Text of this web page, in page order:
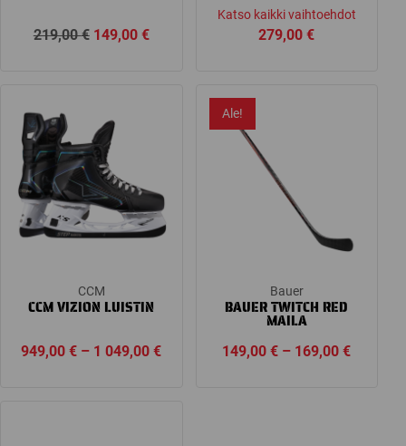
219,00€ Alkuperäinen
149,00 €Nykyinen
Katso kaikki vaihtoehdot
279,00€
CCM
CCM VIZION LUISTIN
949,00€ – 1 049,00€Price
Ale!
Bauer
BAUER TWITCH RED
MAILA
149,00€ – 169,00€Price